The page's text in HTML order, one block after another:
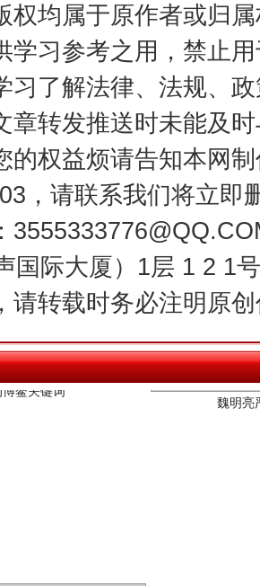
权均属于原作者或归
学习参考之用，禁止
习了解法律、法规、
章转发推送时未能及
的权益烦请告知本网
，请联系我们将立即
国际大厦）1层 1 2 1
请转载时务必注明原
中谋全局
今
鳌关键词
魏明亮